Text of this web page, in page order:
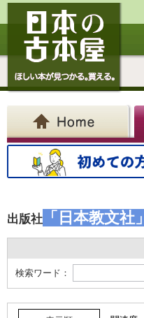
出版社 「日本教文社」
検索ワード：